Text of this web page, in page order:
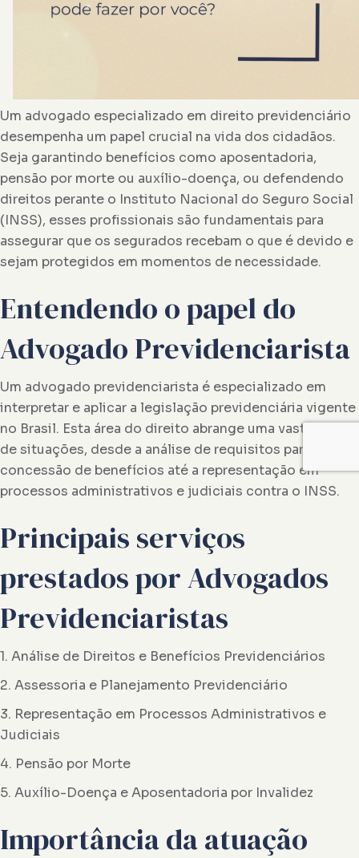
Um advogado especializado em direito previdenciário
desempenha um papel crucial na vida dos cidadãos.
Seja garantindo benefícios como aposentadoria,
pensão por morte ou auxílio-doença, ou defendendo
direitos perante o Instituto Nacional do Seguro Social
(INSS), esses profissionais são fundamentais para
assegurar que os segurados recebam o que é devido e
sejam protegidos em momentos de necessidade.
Entendendo o papel do
Advogado Previdenciarista
Um advogado previdenciarista é especializado em
interpretar e aplicar a legislação previdenciária vigente
no Brasil. Esta área do direito abrange uma vasta gama
de situações, desde a análise de requisitos para
concessão de benefícios até a representação em
processos administrativos e judiciais contra o INSS.
Principais serviços
prestados por Advogados
Previdenciaristas
1. Análise de Direitos e Benefícios Previdenciários
2. Assessoria e Planejamento Previdenciário
3. Representação em Processos Administrativos e
Judiciais
4. Pensão por Morte
5. Auxílio-Doença e Aposentadoria por Invalidez
Importância da atuação